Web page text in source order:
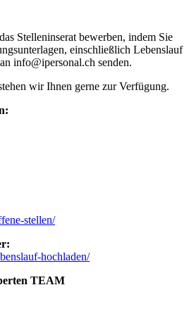
Stelleninserat bewerben, indem Sie
einschließlich Lebenslauf
info@ipersonal.ch senden.
wir Ihnen gerne zur Verfügung.
stellen/
hochladen/
TEAM